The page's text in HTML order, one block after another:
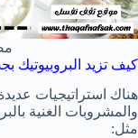
كيف تزيد البروبيوتيك
هناك استراتيجيات
والمشروبات الغنية
مثل: